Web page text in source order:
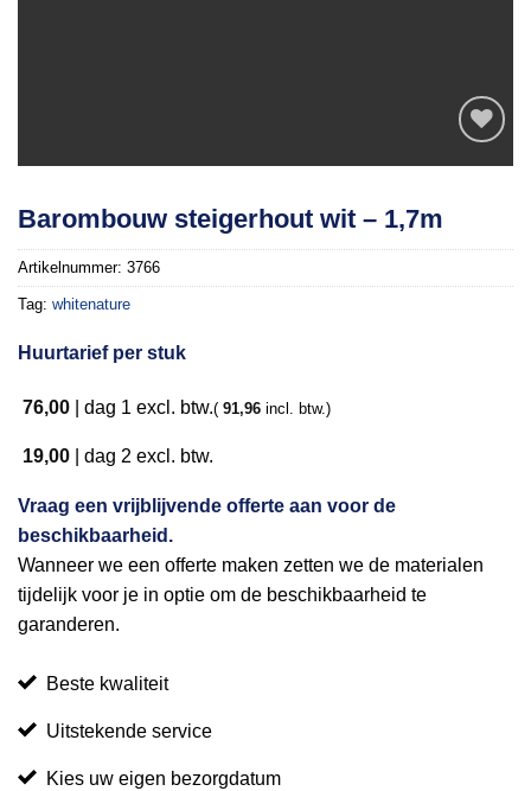
Toevoegen
verlanglijst
Barombouw steigerhout wit – 1,7m
Artikelnummer: 3766
Tag: whitenature
Huurtarief per stuk
76,00 dag 1 excl. btw.( 91,96 incl. btw.)
19,00 dag 2 excl. btw.
Vraag een vrijblijvende offerte aan voor de
beschikbaarheid.
Wanneer we een offerte maken zetten we de materialen
tijdelijk voor je in optie om de beschikbaarheid te
garanderen.
Beste kwaliteit
Uitstekende service
Kies uw eigen bezorgdatum